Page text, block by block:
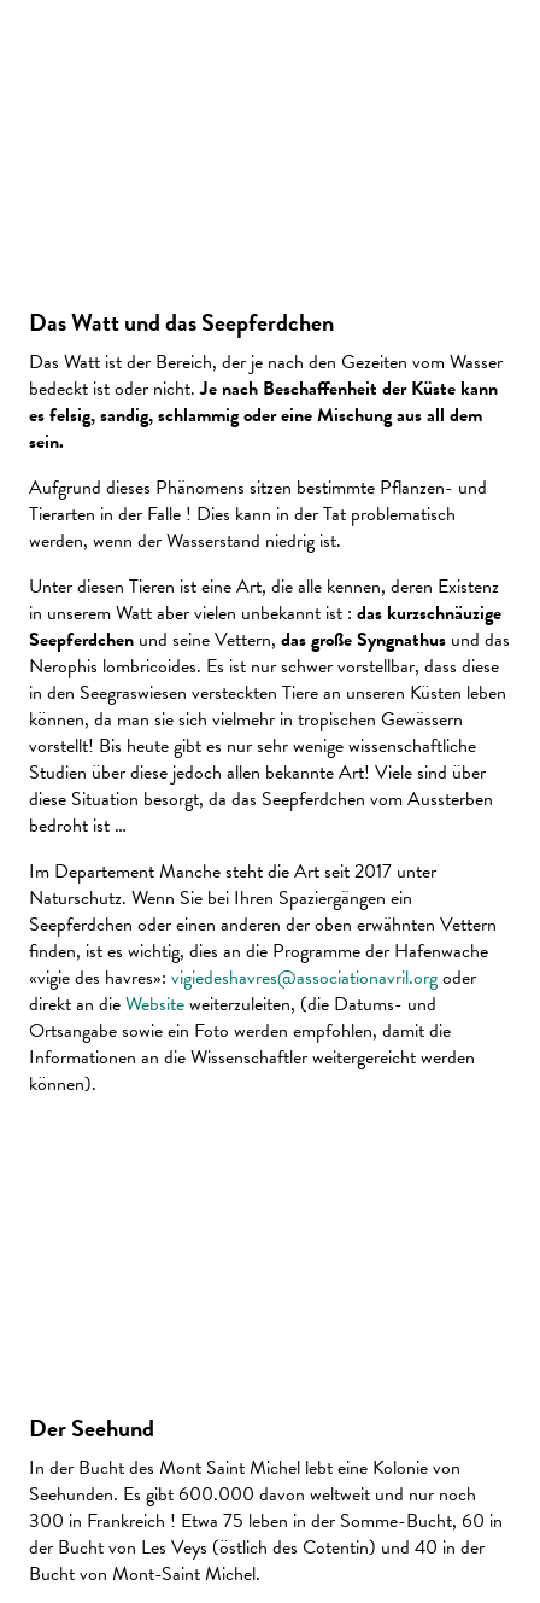
Das Watt und das Seepferdchen
Das Watt ist der Bereich, der je nach den Gezeiten vom Wasser
bedeckt ist oder nicht.Je nach Beschaffenheit der Küste kann
es felsig, sandig, schlammig oder eine Mischung aus all dem
sein.
Aufgrund dieses Phänomens sitzen bestimmte Pflanzen- und
Tierarten in der Falle ! Dies kann in der Tat problematisch
werden, wenn der Wasserstand niedrig ist.
Unter diesen Tieren ist eine Art, die alle kennen, deren Existenz
in unserem Watt aber vielen unbekannt ist : das kurzschnäuzige
Seepferdchen und seine Vettern, das große Syngnathus und das
Nerophis lombricoides. Es ist nur schwer vorstellbar, dass diese
in den Seegraswiesen versteckten Tiere an unseren Küsten leben
können, da man sie sich vielmehr in tropischen Gewässern
vorstellt! Bis heute gibt es nur sehr wenige wissenschaftliche
Studien über diese jedoch allen bekannte Art! Viele sind über
diese Situation besorgt, da das Seepferdchen vom Aussterben
bedroht ist …
Im Departement Manche steht die Art seit 2017 unter
Naturschutz. Wenn Sie bei Ihren Spaziergängen ein
Seepferdchen oder einen anderen der oben erwähnten Vettern
finden, ist es wichtig, dies an die Programme der Hafenwache
«vigie des havres»: vigiedeshavres@associationavril.orgoder
direkt an dieWebsiteweiterzuleiten, (die Datums- und
Ortsangabe sowie ein Foto werden empfohlen, damit die
Informationen an die Wissenschaftler weitergereicht werden
können).
Der Seehund
In der Bucht des Mont Saint Michel lebt eine Kolonie von
Seehunden. Es gibt 600.000 davon weltweit und nur noch
300 in Frankreich ! Etwa 75 leben in der Somme-Bucht, 60 in
der Bucht von Les Veys (östlich des Cotentin) und 40 in der
Bucht von Mont-Saint Michel.